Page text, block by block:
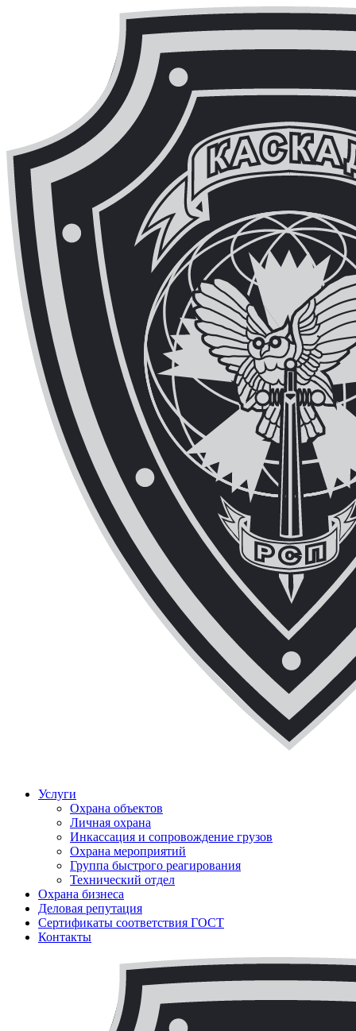
Услуги
Охрана объектов
Личная охрана
Инкассация и сопровождение грузов
Охрана мероприятий
Группа быстрого реагирования
Технический отдел
Охрана бизнеса
Деловая репутация
Сертификаты соответствия ГОСТ
Контакты